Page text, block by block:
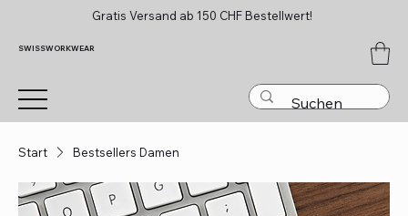
Gratis Versand ab 150 CHF Bestellwert!
SWISSWORKWEAR
Start Bestsellers Damen